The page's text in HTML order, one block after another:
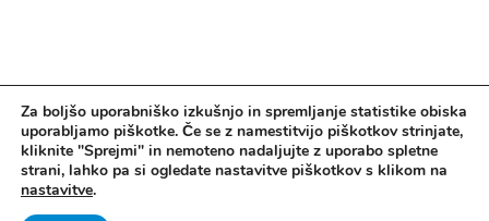
Za boljšo uporabniško izkušnjo in spremljanje statistike obiska
uporabljamo piškotke. Če se z namestitvijo piškotkov strinjate,
kliknite "Sprejmi" in nemoteno nadaljujte z uporabo spletne
strani, lahko pa si ogledate nastavitve piškotkov s klikom na
nastavitve.